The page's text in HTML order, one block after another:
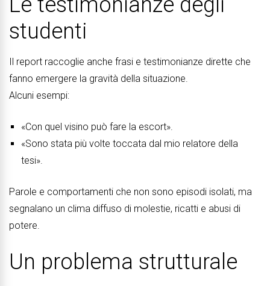
studenti
Il report raccoglie anche frasi e testimonianze dirette che
fanno emergere la gravità della situazione.
Alcuni esempi:
«Con quel visino può fare la escort».
«Sono stata più volte toccata dal mio relatore della
tesi».
Parole e comportamenti che non sono episodi isolati, ma
segnalano un clima diffuso di molestie, ricatti e abusi di
potere.
Un problema strutturale